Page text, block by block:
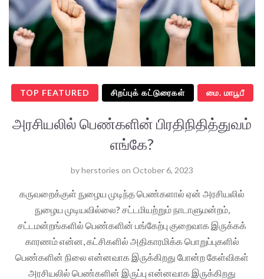
TOP FEATURED சிறப்புக் கட்டுரைகள் மை. மாபூபீ
அரசியலில் பெண்களின் பிரதிநிதித்துவம்
எங்கே?
byherstories on October 6, 2023
கருவறைக்குள் நுழைய முடிந்த பெண்களால் ஏன் அரசியலில்
நுழைய முடியவில்லை? சட்டமியற்றும் நாடாளுமன்றம்,
சட்டமன்றங்களில் பெண்களின் பங்கேற்பு குறைவாக இருக்கக்
காரணம் என்ன, கட்சிகளில் அதிகாரமிக்க பொறுப்புகளில்
பெண்களின் நிலை என்னவாக இருக்கிறது போன்ற கேள்விகள்
அரசியலில் பெண்களின் இருப்பு என்னவாக இருக்கிறது